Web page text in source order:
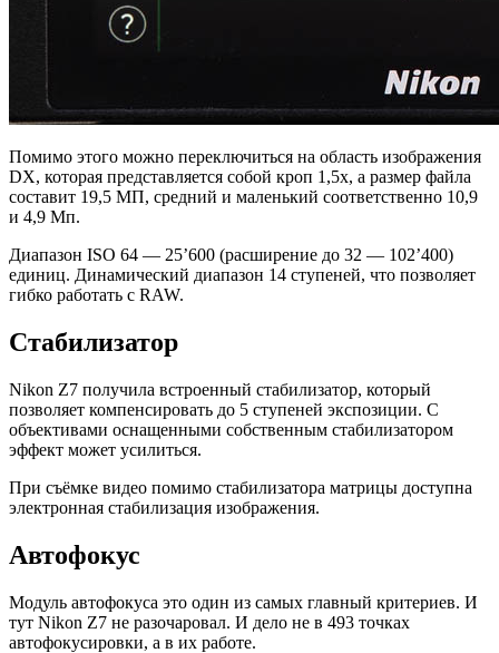
Помимо этого можно переключиться на область изображения
DX, которая представляется собой кроп 1,5х, а размер файла
составит 19,5 МП, средний и маленький соответственно 10,9
и 4,9 Мп.
Диапазон ISO 64 — 25’600 (расширение до 32 — 102’400)
единиц. Динамический диапазон 14 ступеней, что позволяет
гибко работать с RAW.
Стабилизатор
Nikon Z7 получила встроенный стабилизатор, который
позволяет компенсировать до 5 ступеней экспозиции. С
объективами оснащенными собственным стабилизатором
эффект может усилиться.
При съёмке видео помимо стабилизатора матрицы доступна
электронная стабилизация изображения.
Автофокус
Модуль автофокуса это один из самых главный критериев. И
тут Nikon Z7 не разочаровал. И дело не в 493 точках
автофокусировки, а в их работе.